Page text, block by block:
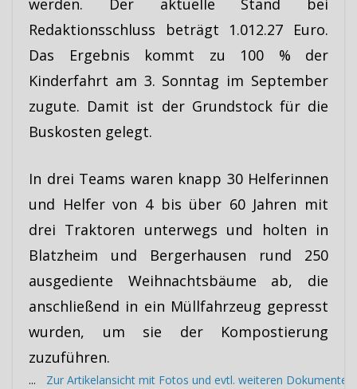
werden. Der aktuelle Stand bei
Redaktionsschluss beträgt 1.012.27 Euro.
Das Ergebnis kommt zu 100 % der
Kinderfahrt am 3. Sonntag im September
zugute. Damit ist der Grundstock für die
Buskosten gelegt.
In drei Teams waren knapp 30 Helferinnen
und Helfer von 4 bis über 60 Jahren mit
drei Traktoren unterwegs und holten in
Blatzheim und Bergerhausen rund 250
ausgediente Weihnachtsbäume ab, die
anschließend in ein Müllfahrzeug gepresst
wurden, um sie der Kompostierung
zuzuführen.
...Zur Artikelansicht mit Fotos und evtl. weiteren Dokumenten